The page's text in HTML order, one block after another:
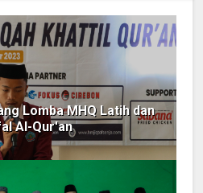
Lomba MHQ Latih dan
Al-Qur'an